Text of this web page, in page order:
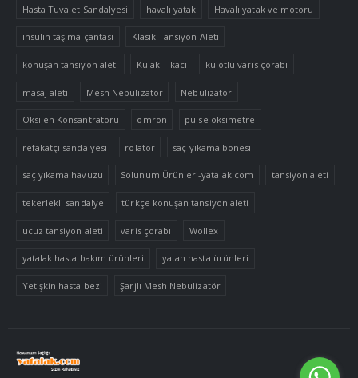
Hasta Tuvalet Sandalyesi havalı yatak Havalı yatak ve motoru
insülin taşıma çantası Klasik Tansiyon Aleti
konuşan tansiyon aleti Kulak Tıkacı külotlu varis çorabı
masaj aleti Mesh Nebülizatör Nebulizatör
Oksijen Konsantratörü omron pulse oksimetre
refakatçi sandalyesi rolatör saç yıkama bonesi
saç yıkama havuzu Solunum Ürünleri-yatalak.com tansiyon aleti
tekerlekli sandalye türkçe konuşan tansiyon aleti
ucuz tansiyon aleti varis çorabı Wollex
yatalak hasta bakım ürünleri yatan hasta ürünleri
Yetişkin hasta bezi Şarjlı Mesh Nebulizatör